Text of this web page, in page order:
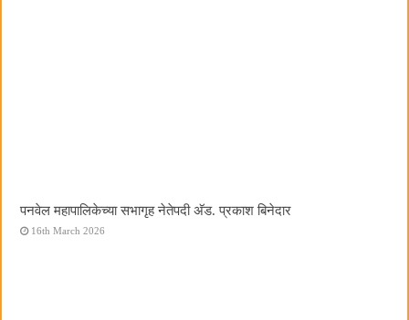
पनवेल महापालिकेच्या सभागृह नेतेपदी अ‍ॅड. प्रकाश बिनेदार
16th March 2026